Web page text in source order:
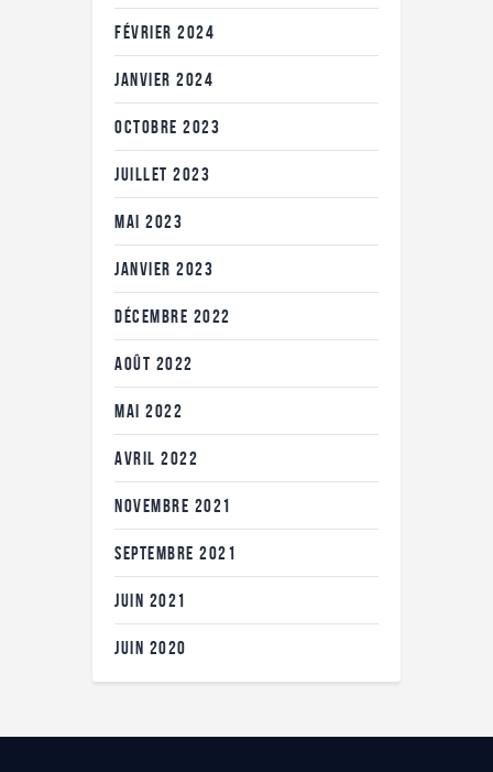
FÉVRIER 2024
JANVIER 2024
OCTOBRE 2023
JUILLET 2023
MAI 2023
JANVIER 2023
DÉCEMBRE 2022
AOÛT 2022
MAI 2022
AVRIL 2022
NOVEMBRE 2021
SEPTEMBRE 2021
JUIN 2021
JUIN 2020